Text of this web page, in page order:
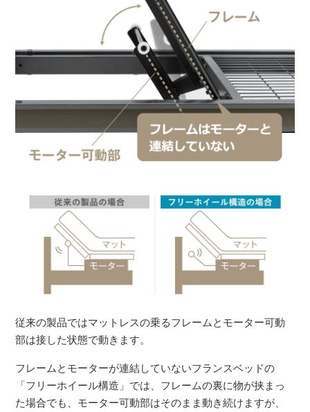
従来の製品ではマットレスの乗るフレームとモーター可動
部は接した状態で動きます。
フレームとモーターが連結していないフランスベッドの
「フリーホイール構造」では、フレームの裏に物が挟まっ
た場合でも、モーター可動部はそのまま動き続けますが、